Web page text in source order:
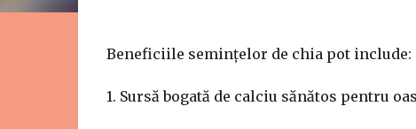
Beneficiile semințelor de chia pot include:
1. Sursă bogată de calciu sănătos pentru